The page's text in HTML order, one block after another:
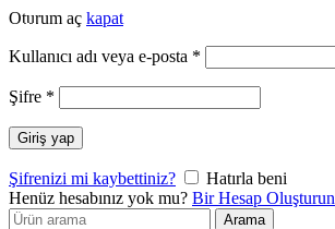
Oturum aç kapat
Kullanıcı adı veya e-posta *
Şifre *
Giriş yap
Şifrenizi mi kaybettiniz?
Hatırla beni
Henüz hesabınız yok mu? Bir Hesap Oluşturun
Arayın:
Arama
-20%
-20%
-20%
-20%
-20%
-20%
-20%
-20%
-20%